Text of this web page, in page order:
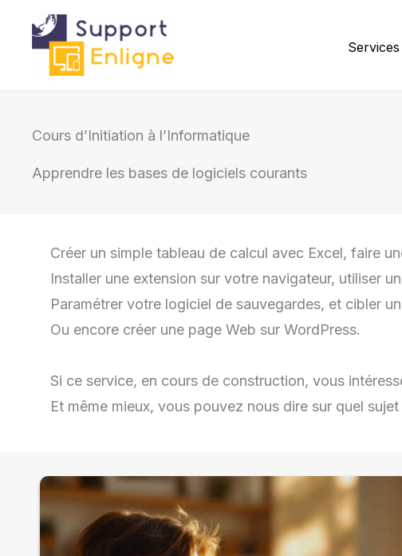
Services
Cours d’Initiation à l’Informatique
Apprendre les bases de logiciels courants
Créer un simple tableau de calcul avec Excel, faire
Installer une extension sur votre navigateur, utiliser
Paramétrer votre logiciel de sauvegardes, et cibler
Ou encore créer une page Web sur WordPress.
Si ce service, en cours de construction, vous
Et même mieux, vous pouvez nous dire sur quel